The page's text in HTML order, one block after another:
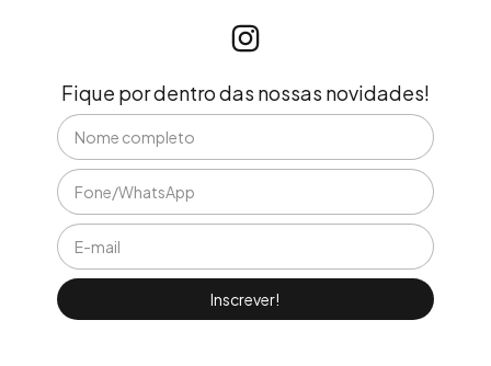
Fique por dentro das nossas novidades!